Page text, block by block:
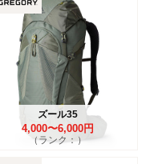
ズール35
4,000〜6,000円
（ランク：）